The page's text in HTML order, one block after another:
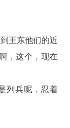
王东他们的近
，这个，现在
列兵呢，忍着